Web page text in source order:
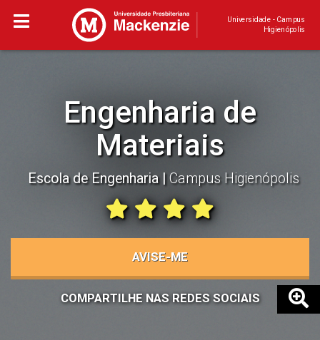
Universidade - Campus
Higienópolis
Engenharia de
Materiais
Escola de Engenharia Campus Higienópolis
AVISE-ME
COMPARTILHE NAS REDES SOCIAIS